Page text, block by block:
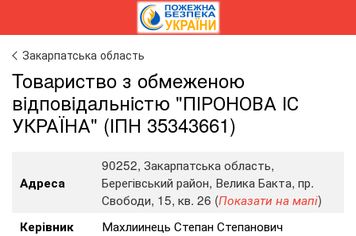
Закарпатська область
Toвapиcтвo з oбмeжeнoю
вiдпoвiдaльнicтю "ПІРОНОВА ІС
УКРАЇНА" (ІПН 35343661)
Адреса
90252, Закарпатська область,
Берегівський район, Велика Бакта, пр.
Свободи, 15, кв. 26 (Показати на мапі)
Керівник
Махлиинець Степан Степанович